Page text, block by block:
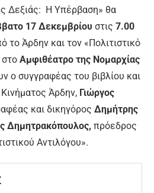
Δεξιάς: Η Υπέρβαση» θα
17 Δεκεμβρίου στις 7.00
το Άρδην και τον «Πολιτιστικό
Αμφιθέατρο της Νομαρχίας
ο συγγραφέας του βιβλίου και
Άρδην, Γιώργος
και δικηγόρος Δημήτρης
Δημητρακόπουλος, πρόεδρος
Αντιλόγου».